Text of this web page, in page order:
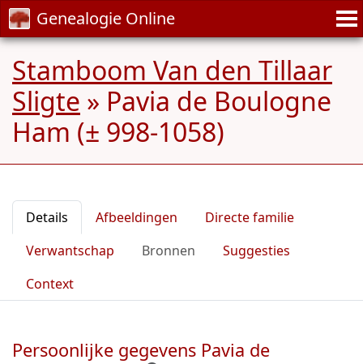
Genealogie Online
Stamboom Van den Tillaar
Sligte » Pavia de Boulogne
Ham (± 998-1058)
Details Afbeeldingen
Directe familie
Verwantschap
Bronnen
Suggesties
Context
Persoonlijke gegevens Pavia de